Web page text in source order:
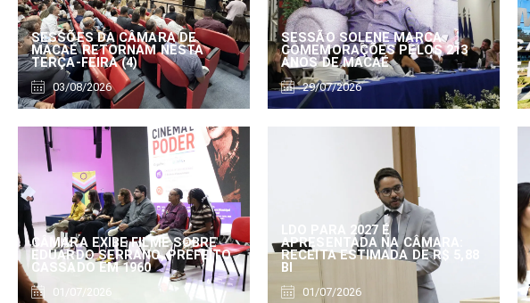
SESSÕES DA CÂMARA DE
MACAÉ RETORNAM NESTA
TERÇA-FEIRA (4)
03/08/2026
SESSÃO SOLENE MARCA
COMEMORAÇÕES PELOS 213
ANOS DE MACAÉ
29/07/2026
CÂMARA EXIBE FILME SOBRE
EDUARDO SERRANO, PREFEITO
CASSADO EM 1960
01/07/2026
LDO PARA 2027 É
APRESENTADA NA CÂMARA:
RECEITA ESTIMADA DE R$ 5,88
BI
01/07/2026